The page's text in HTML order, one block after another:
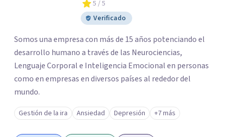
5 / 5
Verificado
Somos una empresa con más de 15 años potenciando el
desarrollo humano a través de las Neurociencias,
Lenguaje Corporal e Inteligencia Emocional en personas
como en empresas en diversos países al rededor del
mundo. ​
Gestión de la ira Ansiedad Depresión +7 más